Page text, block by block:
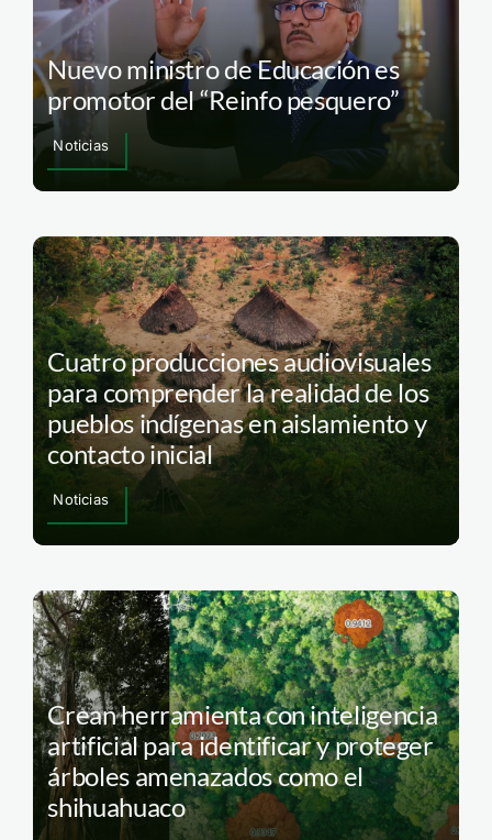
Nuevo ministro de Educación es
promotor del “Reinfo pesquero”
Noticias
Cuatro producciones audiovisuales
para comprender la realidad de los
pueblos indígenas en aislamiento y
contacto inicial
Noticias
Crean herramienta con inteligencia
artificial para identificar y proteger
árboles amenazados como el
shihuahuaco